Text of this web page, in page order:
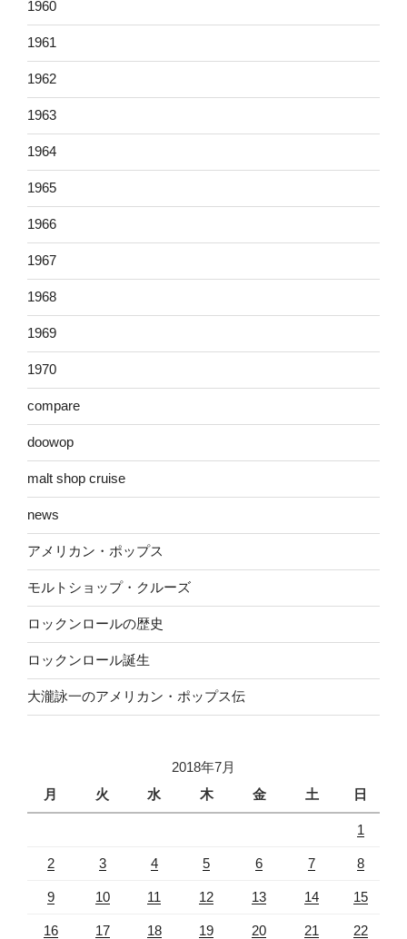
1960
1961
1962
1963
1964
1965
1966
1967
1968
1969
1970
compare
doowop
malt shop cruise
news
アメリカン・ポップス
モルトショップ・クルーズ
ロックンロールの歴史
ロックンロール誕生
大瀧詠一のアメリカン・ポップス伝
2018年7月
月
火 水 木 金 土 日
1
2 3 4 5 6 7 8
9 10 11 12 13 14 15
16 17 18 19 20 21 22